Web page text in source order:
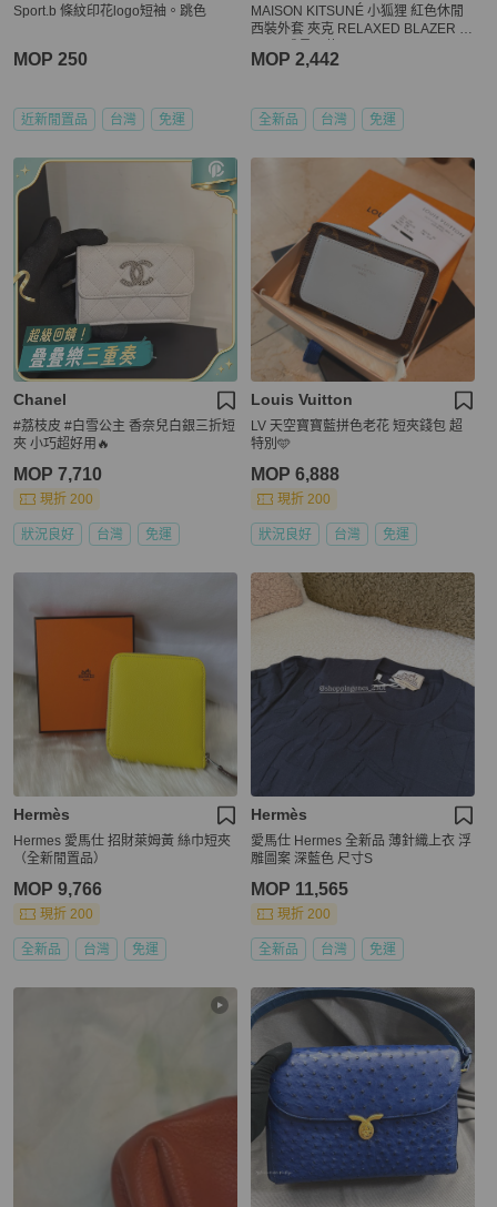
Sport.b 條紋印花logo短袖。跳色
MOP 250
近新閒置品 台灣 免運
MAISON KITSUNÉ 小狐狸 紅色休閒
西裝外套 夾克 RELAXED BLAZER -T
MOP 2,442
全新品 台灣 免運
Chanel
#荔枝皮 #白雪公主 香奈兒白銀三折短
夾 小巧超好用🔥
MOP 7,710
現折 200
狀況良好 台灣 免運
Louis Vuitton
LV 天空寶寶藍拼色老花 短夾錢包 超
特別🩵
MOP 6,888
現折 200
狀況良好 台灣 免運
Hermès
Hermes 愛馬仕 招財萊姆黃 絲巾短夾
（全新閒置品）
MOP 9,766
現折 200
全新品 台灣 免運
Hermès
愛馬仕 Hermes 全新品 薄針織上衣 浮
雕圖案 深藍色 尺寸S
MOP 11,565
現折 200
全新品 台灣 免運